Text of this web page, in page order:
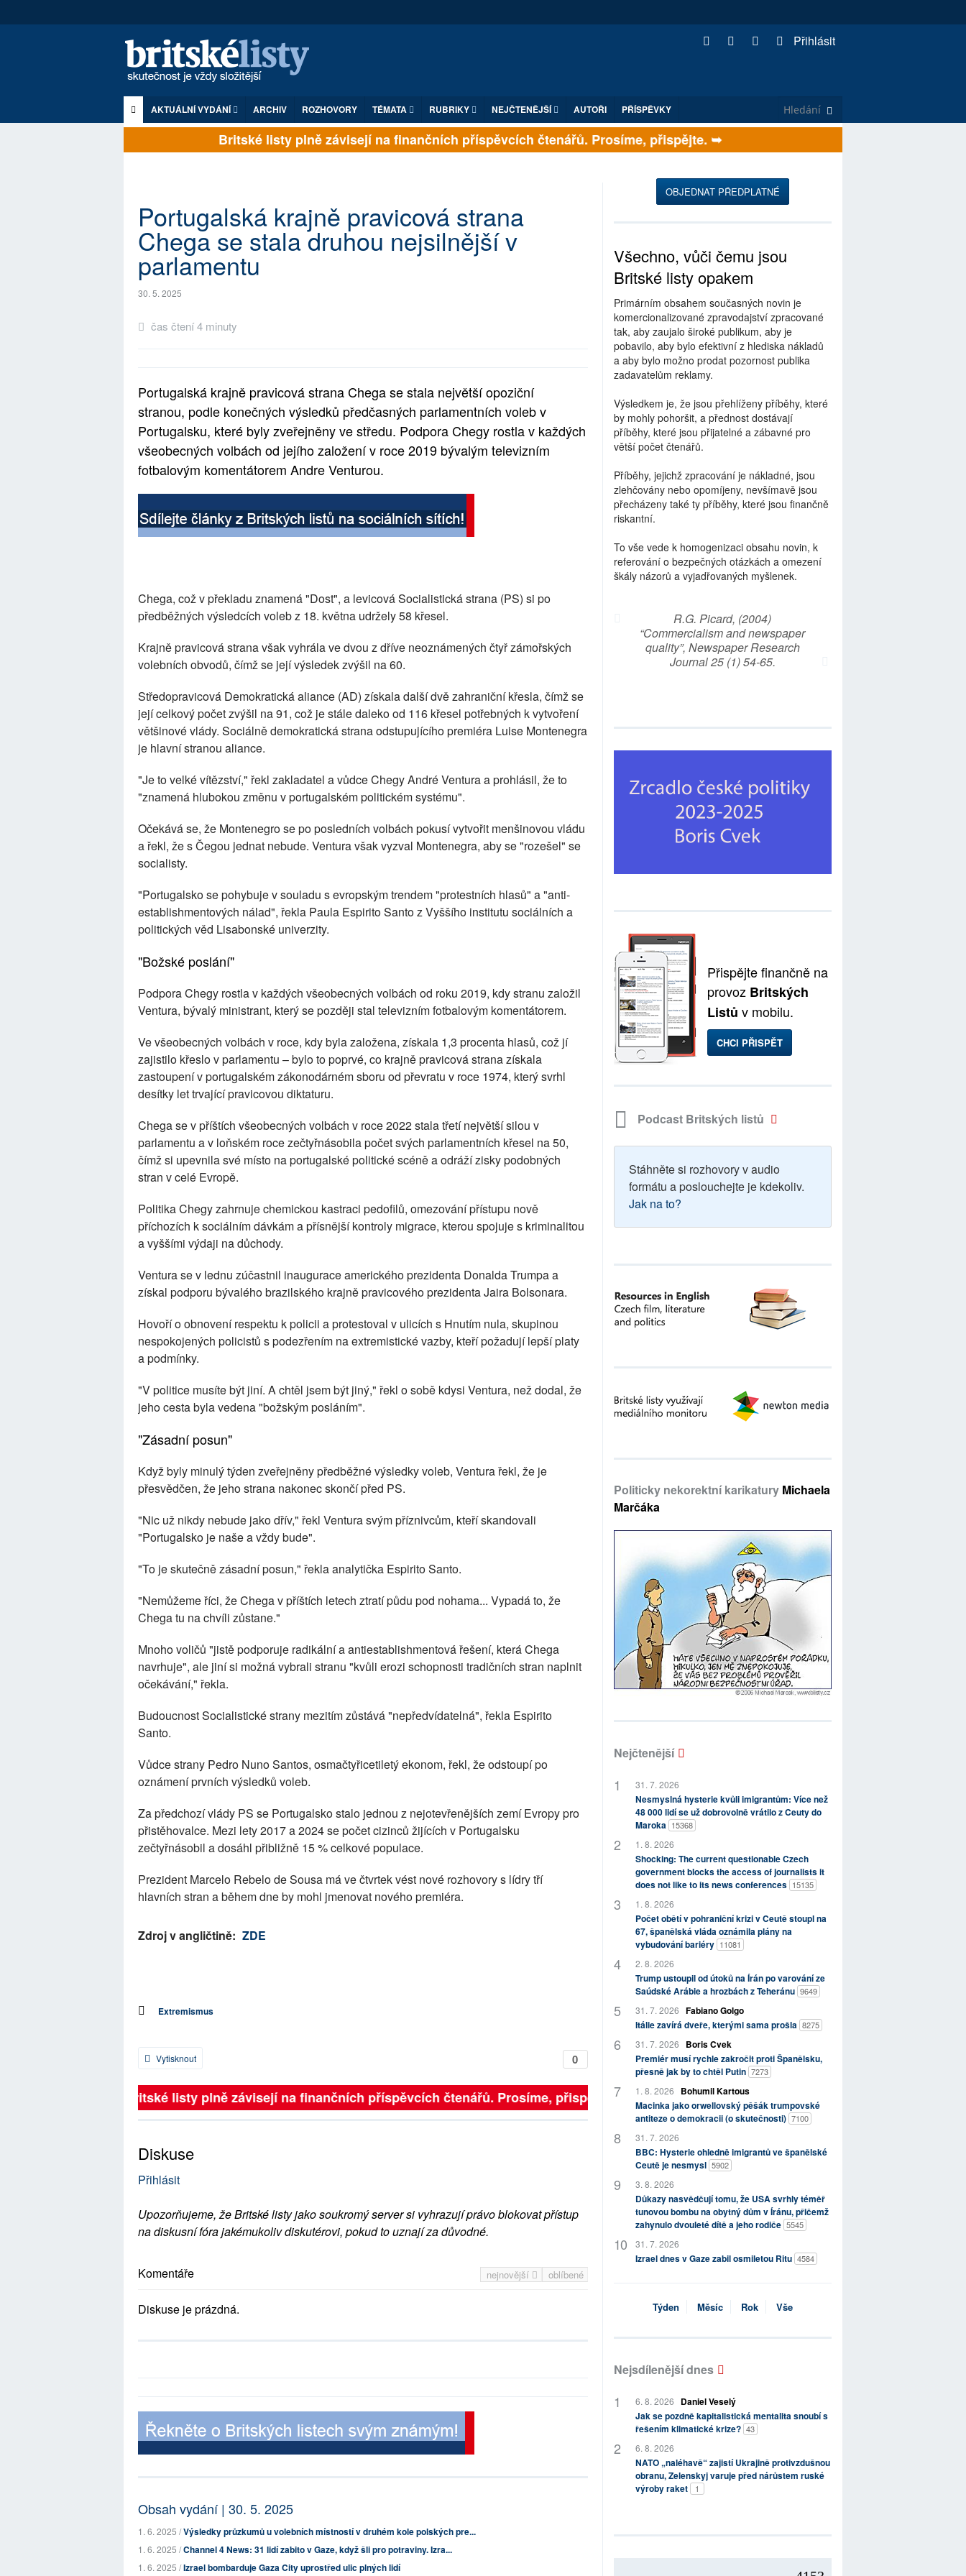
Přihlásit
AKTUÁLNÍ VYDÁNÍ ARCHIV ROZHOVORY TÉMATA RUBRIKY NEJČTENĚJŠÍ AUTOŘI PŘÍSPĚVKY
Britské listy plně závisejí na finančních příspěvcích čtenářů. Prosíme, přispějte. ➥
Portugalská krajně pravicová strana
Chega se stala druhou nejsilnější v
parlamentu
30. 5. 2025
čas čtení 4 minuty
Portugalská krajně pravicová strana Chega se stala největší opoziční
stranou, podle konečných výsledků předčasných parlamentních voleb v
Portugalsku, které byly zveřejněny ve středu. Podpora Chegy rostla v každých
všeobecných volbách od jejího založení v roce 2019 bývalým televizním
fotbalovým komentátorem Andre Venturou.
Chega, což v překladu znamená "Dost", a levicová Socialistická strana (PS) si po
předběžných výsledcích voleb z 18. května udržely 58 křesel.
Krajně pravicová strana však vyhrála ve dvou z dříve neoznámených čtyř zámořských
volebních obvodů, čímž se její výsledek zvýšil na 60.
Středopravicová Demokratická aliance (AD) získala další dvě zahraniční křesla, čímž se
její celkový počet zvýšil na 91, což je stále daleko od 116 křesel potřebných k vytvoření
většinové vlády. Sociálně demokratická strana odstupujícího premiéra Luise Montenegra
je hlavní stranou aliance.
"Je to velké vítězství," řekl zakladatel a vůdce Chegy André Ventura a prohlásil, že to
"znamená hlubokou změnu v portugalském politickém systému".
Očekává se, že Montenegro se po posledních volbách pokusí vytvořit menšinovou vládu
a řekl, že s Čegou jednat nebude. Ventura však vyzval Montenegra, aby se "rozešel" se
socialisty.
"Portugalsko se pohybuje v souladu s evropským trendem "protestních hlasů" a "anti-
establishmentových nálad", řekla Paula Espirito Santo z Vyššího institutu sociálních a
politických věd Lisabonské univerzity.
"Božské poslání"
Podpora Chegy rostla v každých všeobecných volbách od roku 2019, kdy stranu založil
Ventura, bývalý ministrant, který se později stal televizním fotbalovým komentátorem.
Ve všeobecných volbách v roce, kdy byla založena, získala 1,3 procenta hlasů, což jí
zajistilo křeslo v parlamentu – bylo to poprvé, co krajně pravicová strana získala
zastoupení v portugalském zákonodárném sboru od převratu v roce 1974, který svrhl
desítky let trvající pravicovou diktaturu.
Chega se v příštích všeobecných volbách v roce 2022 stala třetí největší silou v
parlamentu a v loňském roce zečtyřnásobila počet svých parlamentních křesel na 50,
čímž si upevnila své místo na portugalské politické scéně a odráží zisky podobných
stran v celé Evropě.
Politika Chegy zahrnuje chemickou kastraci pedofilů, omezování přístupu nově
příchozích k sociálním dávkám a přísnější kontroly migrace, kterou spojuje s kriminalitou
a vyššími výdaji na důchody.
Ventura se v lednu zúčastnil inaugurace amerického prezidenta Donalda Trumpa a
získal podporu bývalého brazilského krajně pravicového prezidenta Jaira Bolsonara.
Hovoří o obnovení respektu k policii a protestoval v ulicích s Hnutím nula, skupinou
nespokojených policistů s podezřením na extremistické vazby, kteří požadují lepší platy
a podmínky.
"V politice musíte být jiní. A chtěl jsem být jiný," řekl o sobě kdysi Ventura, než dodal, že
jeho cesta byla vedena "božským posláním".
"Zásadní posun"
Když byly minulý týden zveřejněny předběžné výsledky voleb, Ventura řekl, že je
přesvědčen, že jeho strana nakonec skončí před PS.
"Nic už nikdy nebude jako dřív," řekl Ventura svým příznivcům, kteří skandovali
"Portugalsko je naše a vždy bude".
"To je skutečně zásadní posun," řekla analytička Espirito Santo.
"Nemůžeme říci, že Chega v příštích letech ztratí půdu pod nohama... Vypadá to, že
Chega tu na chvíli zůstane."
Mnoho voličů "jistě podporuje radikální a antiestablishmentová řešení, která Chega
navrhuje", ale jiní si možná vybrali stranu "kvůli erozi schopnosti tradičních stran naplnit
očekávání," řekla.
Budoucnost Socialistické strany mezitím zůstává "nepředvídatelná", řekla Espirito
Santo.
Vůdce strany Pedro Nuno Santos, osmačtyřicetiletý ekonom, řekl, že odstoupí po
oznámení prvních výsledků voleb.
Za předchozí vlády PS se Portugalsko stalo jednou z nejotevřenějších zemí Evropy pro
přistěhovalce. Mezi lety 2017 a 2024 se počet cizinců žijících v Portugalsku
zečtyřnásobil a dosáhl přibližně 15 % celkové populace.
Prezident Marcelo Rebelo de Sousa má ve čtvrtek vést nové rozhovory s lídry tří
hlavních stran a během dne by mohl jmenovat nového premiéra.
Zdroj v angličtině: ZDE
Extremismus
0
Vytisknout
Britské listy plně závisejí na finančních příspěvcích čtenářů. Prosíme, přispějte. ➥
Diskuse
Přihlásit
Upozorňujeme, že Britské listy jako soukromý server si vyhrazují právo blokovat přístup
na diskusní fóra jakémukoliv diskutérovi, pokud to uznají za důvodné.
nejnovější oblíbené
Komentáře
Diskuse je prázdná.
Obsah vydání | 30. 5. 2025
1. 6. 2025 /Výsledky průzkumů u volebních místností v druhém kole polských pre...
1. 6. 2025 /Channel 4 News: 31 lidí zabito v Gaze, když šli pro potraviny. Izra...
1. 6. 2025 /Izrael bombarduje Gaza City uprostřed ulic plných lidí
OBJEDNAT PŘEDPLATNÉ
Všechno, vůči čemu jsou
Britské listy opakem
Primárním obsahem současných novin je
komercionalizované zpravodajství zpracované
tak, aby zaujalo široké publikum, aby je
pobavilo, aby bylo efektivní z hlediska nákladů
a aby bylo možno prodat pozornost publika
zadavatelům reklamy.
Výsledkem je, že jsou přehlíženy příběhy, které
by mohly pohoršit, a přednost dostávají
příběhy, které jsou přijatelné a zábavné pro
větší počet čtenářů.
Příběhy, jejichž zpracování je nákladné, jsou
zlehčovány nebo opomíjeny, nevšímavě jsou
přecházeny také ty příběhy, které jsou finančně
riskantní.
To vše vede k homogenizaci obsahu novin, k
referování o bezpečných otázkách a omezení
škály názorů a vyjadřovaných myšlenek.
R.G. Picard, (2004)
“Commercialism and newspaper
quality”, Newspaper Research
Journal 25 (1) 54-65.
Přispějte finančně na
provoz Britských
Listů v mobilu.
CHCI PŘISPĚT
Podcast Britských listů
Stáhněte si rozhovory v audio
formátu a poslouchejte je kdekoliv.
Jak na to?
Politicky nekorektní karikatury Michaela
Marčáka
Nejčtenější
31. 7. 2026
Nesmyslná hysterie kvůli imigrantům: Více než
48 000 lidí se už dobrovolně vrátilo z Ceuty do
Maroka 15368
1. 8. 2026
Shocking: The current questionable Czech
government blocks the access of journalists it
does not like to its news conferences 15135
1. 8. 2026
Počet obětí v pohraniční krizi v Ceutě stoupl na
67, španělská vláda oznámila plány na
vybudování bariéry 11081
2. 8. 2026
Trump ustoupil od útoků na Írán po varování ze
Saúdské Arábie a hrozbách z Teheránu 9649
31. 7. 2026 Fabiano Golgo
Itálie zavírá dveře, kterými sama prošla 8275
31. 7. 2026
Boris Cvek
Premiér musí rychle zakročit proti Španělsku,
přesně jak by to chtěl Putin 7273
1. 8. 2026
Bohumil Kartous
Macinka jako orwellovský pěšák trumpovské
antiteze o demokracii (o skutečnosti) 7100
31. 7. 2026
BBC: Hysterie ohledně imigrantů ve španělské
Ceutě je nesmysl 5902
3. 8. 2026
Důkazy nasvědčují tomu, že USA svrhly téměř
tunovou bombu na obytný dům v Íránu, přičemž
zahynulo dvouleté dítě a jeho rodiče 5545
31. 7. 2026
Izrael dnes v Gaze zabil osmiletou Ritu 4584
Týden Měsíc Rok Vše
Nejsdílenější dnes
6. 8. 2026
Daniel Veselý
Jak se pozdně kapitalistická mentalita snoubí s
řešením klimatické krize? 43
6. 8. 2026
NATO „naléhavě“ zajistí Ukrajině protivzdušnou
obranu, Zelenskyj varuje před nárůstem ruské
výroby raket
1